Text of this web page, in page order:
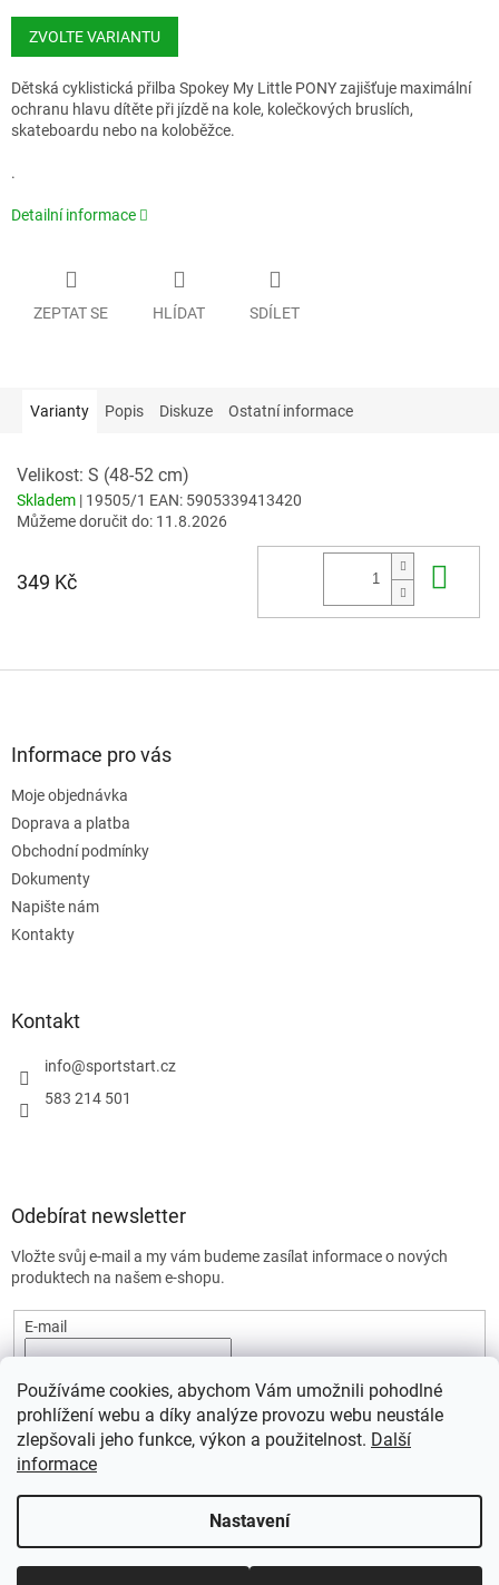
Používáme cookies, abychom Vám umožnili pohodlné
prohlížení webu a díky analýze provozu webu neustále
zlepšovali jeho funkce, výkon a použitelnost. Další
informace
Nastavení
Měrná
cena:
ZVOLTE VARIANTU
Dětská cyklistická přilba Spokey My Little PONY zajišťuje maximální
ochranu hlavu dítěte při jízdě na kole, kolečkových bruslích,
skateboardu nebo na koloběžce.
.
Detailní informace
ZEPTAT SE HLÍDAT SDÍLET
Varianty Popis Diskuze Ostatní informace
Velikost: S (48-52 cm)
Skladem | 19505/1 EAN: 5905339413420
Můžeme doručit do: 11.8.2026
349 Kč
Informace pro vás
Moje objednávka
Doprava a platba
Obchodní podmínky
Dokumenty
Napište nám
Kontakty
Kontakt
info@sportstart.cz
583 214 501
Odebírat newsletter
Vložte svůj e-mail a my vám budeme zasílat informace o nových
produktech na našem e-shopu.
E-mail
údajů.
PŘIHLÁSIT SE
Vytvořil Shoptet